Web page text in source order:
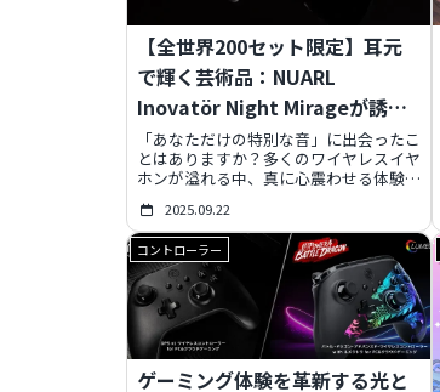
【全世界200セット限定】耳元
で輝く芸術品：NUARL
Inovatör Night Mirageが誘
う、唯一無二の音世界
「あなただけの特別な音」に出会ったこ
とはありますか？多くのワイヤレスイヤ
ホンが溢れる中、真に心震わせる体験は
稀かもしれません。NUARL Inovatör
Night Mirageは、聴覚を最適化する
「Audiodoパーソナルサウンド」と、北
欧の夜空をイメージした幻想的なデザイ
ンが融合。全世界200セット限定の希少
な逸品です。この記事を読めば、このハ
イエンドイヤホンが提供する「音と美の
極み」がわかり、あなたの五感を刺激す
る特別な音楽体験が手に入るでしょう。
2025.09.22
コントローラー
ゲーミング体験を革新する光と